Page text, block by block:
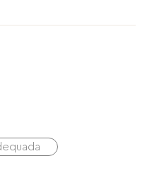
et ménage
notre site chalet-le-
en quelques
calendrier 100% mis